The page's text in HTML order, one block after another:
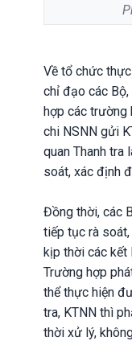
Về tổ chức
chỉ đạo các
hợp các trường
chi NSNN gửi
quan Thanh tra
soát, xác định
Đồng thời, các
tiếp tục rà
kịp thời các kết
Trường hợp
thể thực hiện
tra, KTNN thì
thời xử lý,